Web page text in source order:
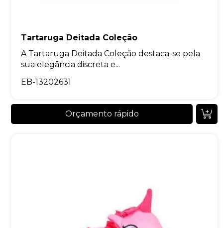
Tartaruga Deitada Coleção
A Tartaruga Deitada Coleção destaca-se pela
sua elegância discreta e...
EB-13202631
Orçamento rápido